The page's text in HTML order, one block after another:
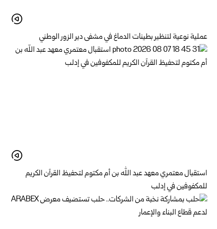
عملية نوعية لتنظير بطينات الدماغ في مشفى دير الزور الوطني
استقبال معتمري معهد عبد الله بن أم مكتوم لتحفيظ القرآن الكريم
للمكفوفين في إدلب